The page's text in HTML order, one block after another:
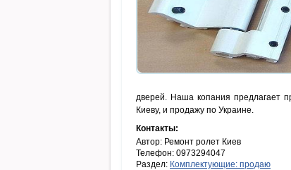
дверей. Наша копания предлагает
Киеву, и продажу по Украине.
Контакты:
Автор: Ремонт ролет Киев
Телефон: 0973294047
Раздел: Комплектующие: продаю